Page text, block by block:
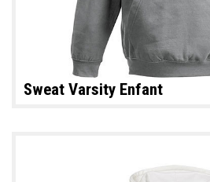
Sweat Varsity Enfant